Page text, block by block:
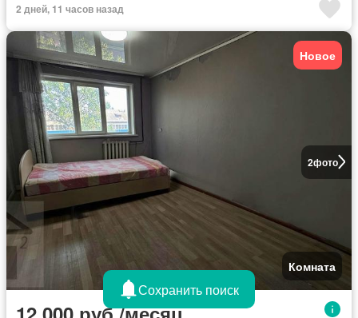
2 дней, 11 часов назад
2фото
Новое
Комната
Сохранить поиск